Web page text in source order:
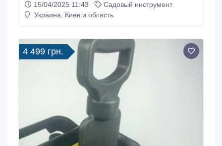
мотоблоку Кентавр МБ 2012ДЕ українського
виробництва: кількість передач (вперед-назад) 2/1,
тактний двигун, тип запуску ручний/електростарт,
прямий привід, об'єм масляного картера 1.
15/04/2025 11:43
Садовый инструмент
Украина, Киев и область
4 499 грн.